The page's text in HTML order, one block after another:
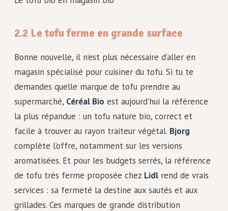
2.2 Le tofu ferme en grande surface
Bonne nouvelle, il n’est plus nécessaire d’aller en
magasin spécialisé pour cuisiner du tofu. Si tu te
demandes quelle marque de tofu prendre au
supermarché, Céréal Bio est aujourd’hui la référence
la plus répandue : un tofu nature bio, correct et
facile à trouver au rayon traiteur végétal. Bjorg
complète l’offre, notamment sur les versions
aromatisées. Et pour les budgets serrés, la référence
de tofu très ferme proposée chez Lidl rend de vrais
services : sa fermeté la destine aux sautés et aux
grillades. Ces marques de grande distribution